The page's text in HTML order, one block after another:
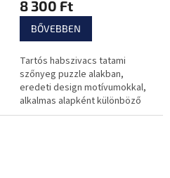
8 300 Ft
BŐVEBBEN
Tartós habszivacs tatami
szőnyeg puzzle alakban,
eredeti design motívumokkal,
alkalmas alapként különböző
gyakorlatokhoz, befejező